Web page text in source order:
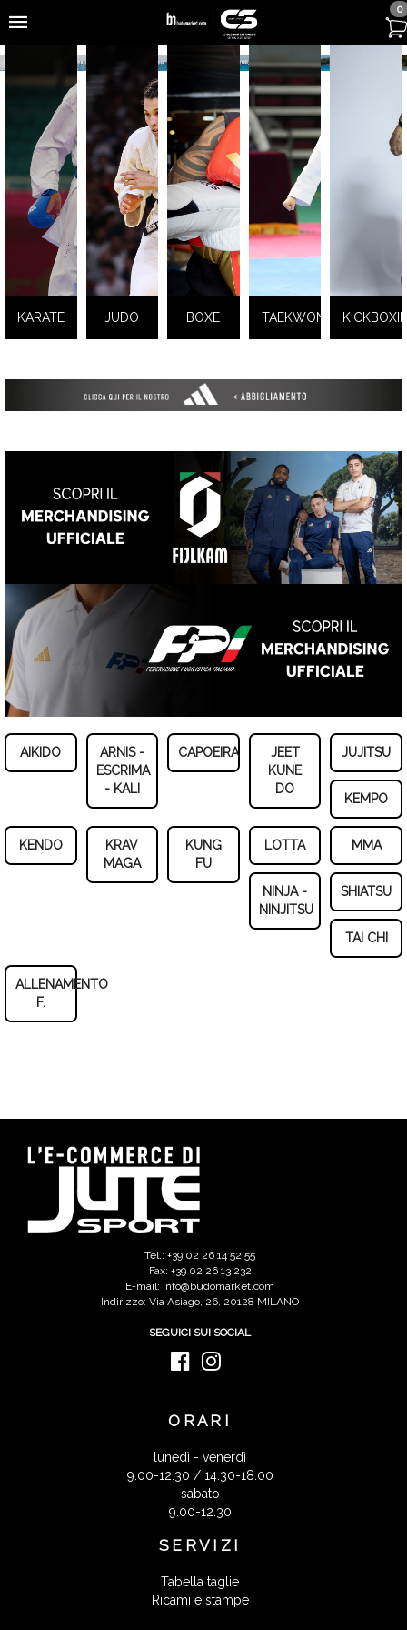
0
KARATE JUDO BOXE TAEKWONDO
AIKIDO
ARNIS -
ESCRIMA
- KALI
CAPOEIRA
JEET
KUNE
DO
JUJITSU
KEMPO
KENDO
KRAV
MAGA
KUNG
FU
LOTTA MMA
NINJA -
NINJITSU
SHIATSU
TAI CHI
ALLENAMENTO
F.
Tel.: +39 02 26 14 52 55
Fax: +39 02 26 13 232
E-mail: info@budomarket.com
Indirizzo: Via Asiago, 26, 20128 MILANO
SEGUICI SUI SOCIAL
ORARI
lunedì - venerdì
9.00-12.30 / 14.30-18.00
sabato
9.00-12.30
SERVIZI
Tabella taglie
Ricami e stampe